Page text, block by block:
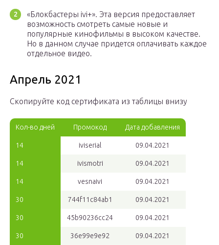
«Блокбастеры ivi+». Эта версия предоставляет
возможность смотреть самые новые и
популярные кинофильмы в высоком качестве.
Но в данном случае придется оплачивать каждое
отдельное видео.
Апрель 2021
Скопируйте код сертификата из таблицы внизу
Кол-во дней Промокод Дата добавления
14 iviserial 09.04.2021
14 ivismotri 09.04.2021
14 vesnaivi 09.04.2021
30 744f11c84ab1 09.04.2021
30 45b90236cc24 09.04.2021
30 36e99e9e92 09.04.2021